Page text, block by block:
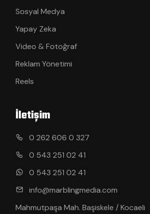
Sosyal Medya
Yapay Zeka
Video & Fotoğraf
Reklam Yönetimi
Reels
İletişim
0 262 606 0 327
0 543 251 02 41
0 543 251 02 41
info@marblingmedia.com
Mahmutpaşa Mah. Başiskele / Kocaeli